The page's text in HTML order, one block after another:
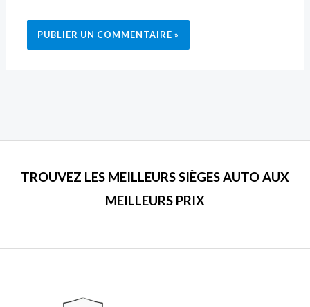
TROUVEZ LES MEILLEURS SIÈGES AUTO AUX
MEILLEURS PRIX